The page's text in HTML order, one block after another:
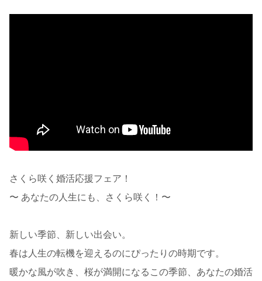
さくら咲く婚活応援フェア！
〜 あなたの人生にも、さくら咲く！〜
新しい季節、新しい出会い。
春は人生の転機を迎えるのにぴったりの時期です。
暖かな風が吹き、桜が満開になるこの季節、あなたの婚活